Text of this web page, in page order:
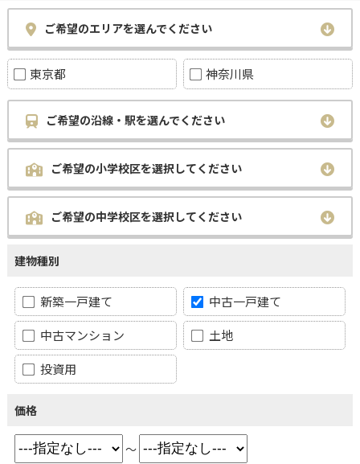
ご希望のエリアを選んでください
東京都 神奈川県
ご希望の沿線・駅を選んでください
ご希望の小学校区を選択してください
ご希望の中学校区を選択してください
建物種別
新築一戸建て
中古一戸建て
中古マンション
土地
投資用
価格
～